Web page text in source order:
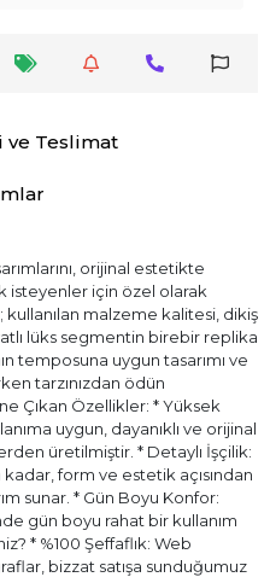
ve Teslimat
orijinal estetikte
için özel olarak
malzeme kalitesi, dikiş
lüks segmentin birebir replika
temposuna uygun tasarımı ve
tarzınızdan ödün
Çıkan Özellikler: * Yüksek
uygun, dayanıklı ve orijinal
üretilmiştir. * Detaylı İşçilik:
form ve estetik açısından
sunar. * Gün Boyu Konfor:
gün boyu rahat bir kullanım
* %100 Şeffaflık: Web
bizzat satışa sunduğumuz